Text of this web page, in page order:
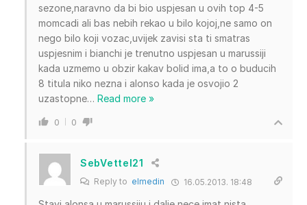
sezone,naravno da bi bio uspjesan u ovih top 4-5
momcadi ali bas nebih rekao u bilo kojoj,ne samo on
nego bilo koji vozac,uvijek zavisi sta ti smatras
uspjesnim i bianchi je trenutno uspjesan u marussiji
kada uzmemo u obzir kakav bolid ima,a to o buducih
8 titula niko nezna i alonso kada je osvojio 2
uzastopne… Read more »
0 0
SebVettel21
Reply to elmedin 16.05.2013. 18:48